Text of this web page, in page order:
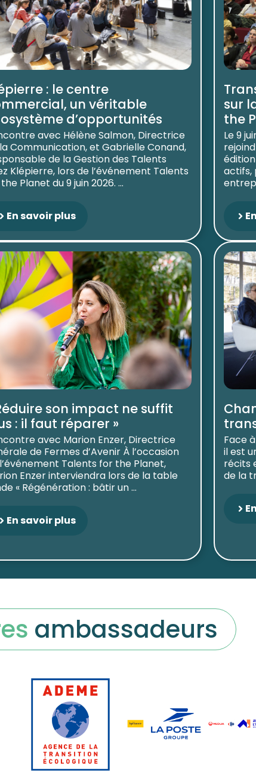
: le centre
un véritable
d’opportunités
avec Hélène Salmon, Directrice
Communication, et Gabrielle Conand,
de la Gestion des Talents
Klépierre, lors de l’événement Talents
Planet du 9 juin 2026. ...
En savoir plus
sur
the
Le 9
actifs,
son impact ne suffit
: il faut réparer »
avec Marion Enzer, Directrice
de Fermes d’Avenir À l’occasion
Talents for the Planet,
Enzer interviendra lors de la table
« Régénération : bâtir un ...
En savoir plus
Face
il est
récits
de la
ambassadeurs